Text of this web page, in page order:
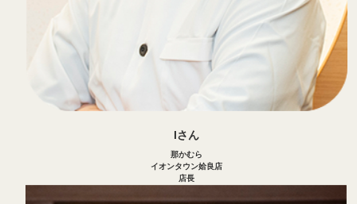
Iさん
那かむら
イオンタウン姶良店
店長